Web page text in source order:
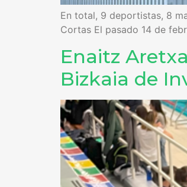
En total, 9 deportistas, 8
Cortas El pasado 14 de
Enaitz
Bizkaia de